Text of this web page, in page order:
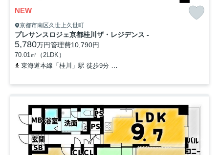
NEW
京都市南区久世上久世町
プレサンスロジェ京都桂川ザ・レジデンス -
5,780万円管理費10,790円
70.01㎡（2LDK）
東海道本線「桂川」駅 徒歩9分